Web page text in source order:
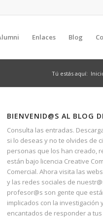
Enlaces Blog
Tú estás aquí:
BIENVENID@S AL BLOG
Consulta las entradas.
si lo deseas y no te olvides de
personas que los han creado,
están bajo licencia Creative
Comercial. Ahora visita las
y las redes sociales de
profesor@s son gente que
implicados con la investigación
encantados de responder a